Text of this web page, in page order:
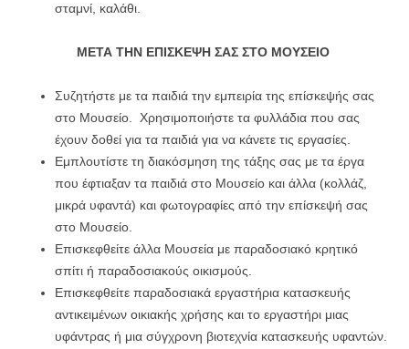
σταμνί, καλάθι.
ΜΕΤΑ ΤΗΝ ΕΠΙΣΚΕΨΗ ΣΑΣ ΣΤΟ ΜΟΥΣΕΙΟ
Συζητήστε με τα παιδιά την εμπειρία της επίσκεψής σας
στο Μουσείο. Χρησιμοποιήστε τα φυλλάδια που σας
έχουν δοθεί για τα παιδιά για να κάνετε τις εργασίες.
Εμπλουτίστε τη διακόσμηση της τάξης σας με τα έργα
που έφτιαξαν τα παιδιά στο Μουσείο και άλλα (κολλάζ,
μικρά υφαντά) και φωτογραφίες από την επίσκεψή σας
στο Μουσείο.
Επισκεφθείτε άλλα Μουσεία με παραδοσιακό κρητικό
σπίτι ή παραδοσιακούς οικισμούς.
Επισκεφθείτε παραδοσιακά εργαστήρια κατασκευής
αντικειμένων οικιακής χρήσης και το εργαστήρι μιας
υφάντρας ή μια σύγχρονη βιοτεχνία κατασκευής υφαντών.